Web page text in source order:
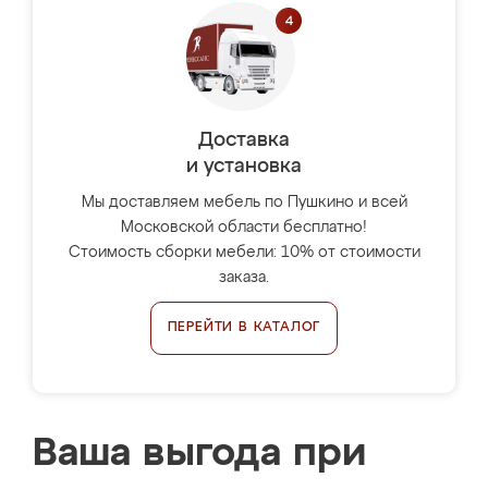
Доставка
и установка
Мы доставляем мебель по Пушкино и всей
Московской области бесплатно!
Стоимость сборки мебели: 10% от стоимости
заказа.
ПЕРЕЙТИ В КАТАЛОГ
Ваша выгода при